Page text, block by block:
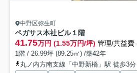
中野区弥生町
ペガサス本社ビル１階
41.75万円 (1.55万円/坪) 管理/共益費-
1階 / 26.99坪 (89.25㎡) /築42年
丸ノ内方南支線「中野新橋」駅 徒歩3分